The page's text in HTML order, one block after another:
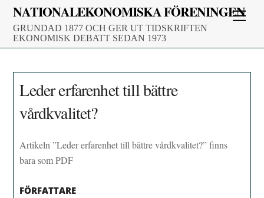
Skip
content
NATIONALEKONOMISKA FÖRENINGEN
GRUNDAD 1877 OCH GER UT TIDSKRIFTEN
EKONOMISK DEBATT SEDAN 1973
Leder erfarenhet till bättre
vårdkvalitet?
Artikeln ”Leder erfarenhet till bättre vårdkvalitet?” finns
bara som PDF
FÖRFATTARE